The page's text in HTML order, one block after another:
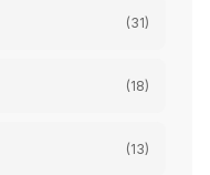
(31)
(18)
(13)